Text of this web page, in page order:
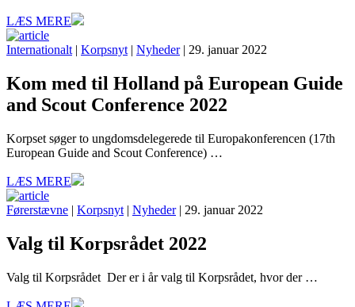
LÆS MERE
Internationalt | Korpsnyt | Nyheder| 29. januar 2022
Kom med til Holland på European Guide
and Scout Conference 2022
Korpset søger to ungdomsdelegerede til Europakonferencen (17th
European Guide and Scout Conference) …
LÆS MERE
Førerstævne | Korpsnyt | Nyheder| 29. januar 2022
Valg til Korpsrådet 2022
Valg til Korpsrådet Der er i år valg til Korpsrådet, hvor der …